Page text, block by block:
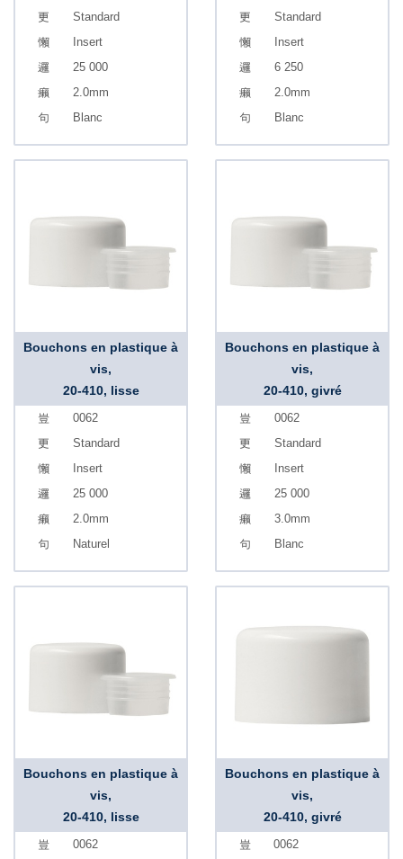
Standard
Insert
25 000
2.0mm
Blanc
Standard
Insert
6 250
2.0mm
Blanc
Bouchons en plastique à
vis,
20-410, lisse
0062
Standard
Insert
25 000
2.0mm
Naturel
Bouchons en plastique à
vis,
20-410, givré
0062
Standard
Insert
25 000
3.0mm
Blanc
Bouchons en plastique à
vis,
20-410, lisse
0062
Bouchons en plastique à
vis,
20-410, givré
0062